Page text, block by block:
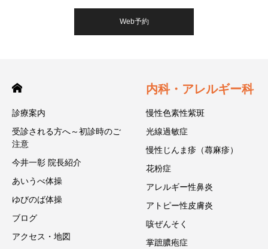
Web予約
診療案内
受診される方へ～初診時のご
注意
今井一彰 院長紹介
あいうべ体操
ゆびのば体操
ブログ
アクセス・地図
内科・アレルギー科
慢性色素性紫斑
光線過敏症
慢性じんま疹（蕁麻疹）
花粉症
アレルギー性鼻炎
アトピー性皮膚炎
咳ぜんそく
掌蹠膿疱症